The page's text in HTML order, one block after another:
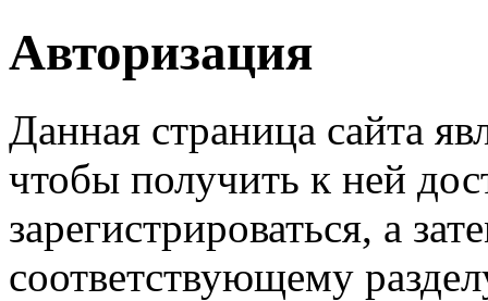
Авторизация
Данная страница сайта
чтобы получить к ней
зарегистрироваться, а
соответствующему